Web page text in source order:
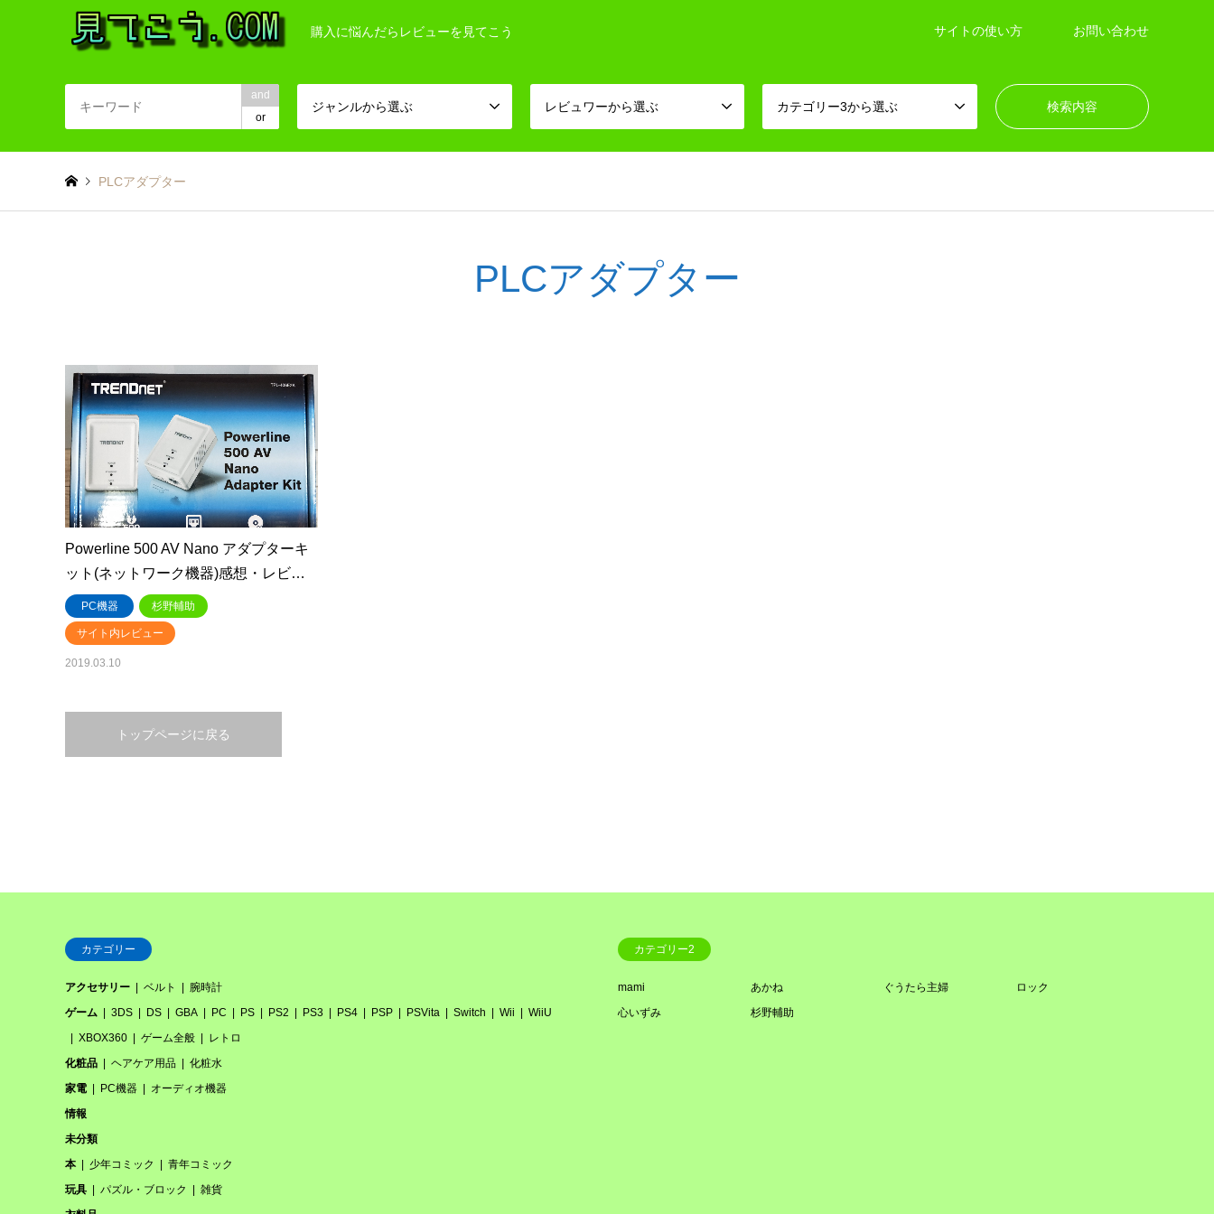
購入に悩んだらレビューを見てこう サイトの使い方 お問い合わせ
and
or
ジャンルから選ぶ レビュワーから選ぶ カテゴリー3から選ぶ
PLCアダプター
PLCアダプター
Powerline 500 AV Nano アダプターキ
ット(ネットワーク機器)感想・レビ…
PC機器 杉野輔助
サイト内レビュー
2019.03.10
トップページに戻る
カテゴリー
アクセサリー ベルト
腕時計
ゲーム
3DS DS GBA PC PS PS2 PS3 PS4 PSP PSVita Switch Wii
WiiU
XBOX360
ゲーム全般
レトロ
化粧品
ヘアケア用品
化粧水
家電
PC機器
オーディオ機器
情報
未分類
本
少年コミック
青年コミック
玩具
パズル・ブロック
雑貨
カテゴリー2
mami あかね ぐうたら主婦
ロック
心いずみ
杉野輔助